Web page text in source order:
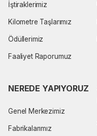
İştiraklerimiz
Kilometre Taşlarımız
Ödüllerimiz
Faaliyet Raporumuz
NEREDE YAPIYORUZ
Genel Merkezimiz
Fabrikalarımız